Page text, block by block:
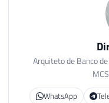
Arquiteto de Banco
WhatsApp